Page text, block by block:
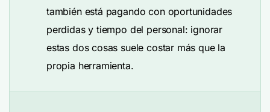
también está pagando con oportunidades
perdidas y tiempo del personal: ignorar
estas dos cosas suele costar más que la
propia herramienta.